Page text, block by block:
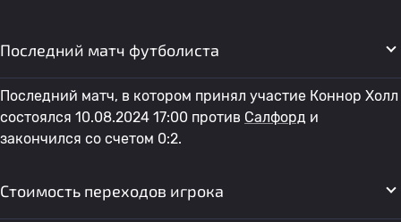
Последний матч футболиста
Последний матч, в котором принял участие Коннор Холл
состоялся 10.08.2024 17:00 против Салфорд и
закончился со счетом 0:2.
Стоимость переходов игрока